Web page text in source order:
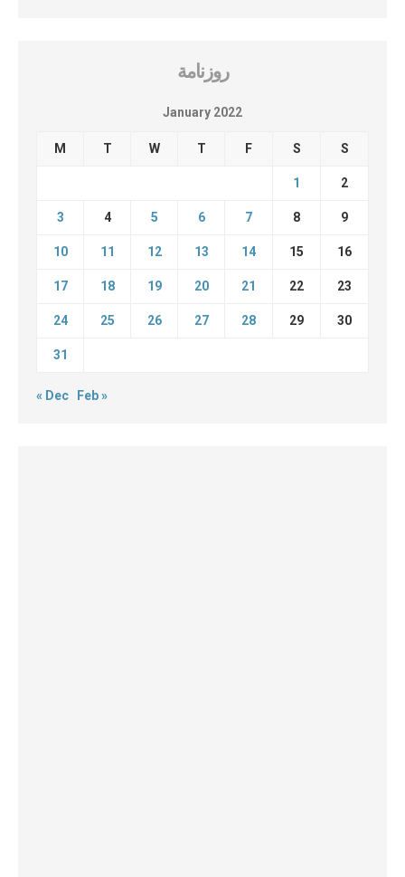
روزنامة
January 2022
M T W T F S S
1 2
3 4 5 6 7 8 9
10 11 12 13 14 15 16
17 18 19 20 21 22 23
24 25 26 27 28 29 30
31
« Dec Feb »